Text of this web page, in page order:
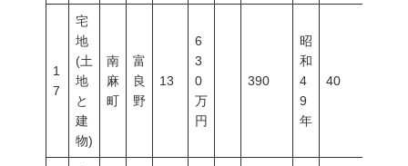
1
7
宅
地
(土
地
と
建
物)
南
麻
町
富
良
野
13
6
3
0
万
円
390
昭
和
4
9
年
40